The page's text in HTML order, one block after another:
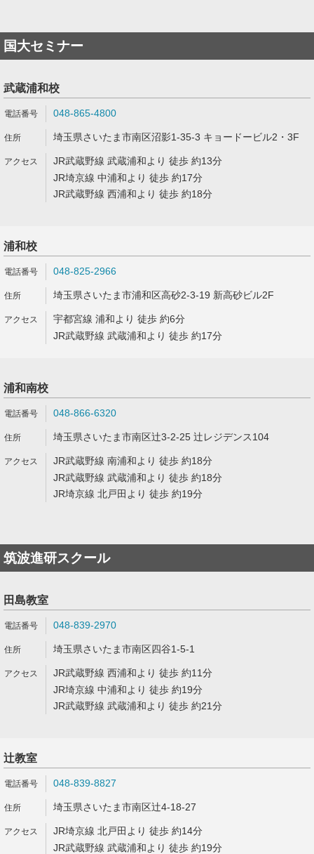
国大セミナー
武蔵浦和校
048-865-4800
埼玉県さいたま市南区沼影1-35-3 キョードービル2・3F
JR武蔵野線 武蔵浦和より 徒歩 約13分
JR埼京線 中浦和より 徒歩 約17分
JR武蔵野線 西浦和より 徒歩 約18分
浦和校
048-825-2966
埼玉県さいたま市浦和区高砂2-3-19 新高砂ビル2F
宇都宮線 浦和より 徒歩 約6分
JR武蔵野線 武蔵浦和より 徒歩 約17分
浦和南校
048-866-6320
埼玉県さいたま市南区辻3-2-25 辻レジデンス104
JR武蔵野線 南浦和より 徒歩 約18分
JR武蔵野線 武蔵浦和より 徒歩 約18分
JR埼京線 北戸田より 徒歩 約19分
筑波進研スクール
田島教室
048-839-2970
埼玉県さいたま市南区四谷1-5-1
JR武蔵野線 西浦和より 徒歩 約11分
JR埼京線 中浦和より 徒歩 約19分
JR武蔵野線 武蔵浦和より 徒歩 約21分
辻教室
048-839-8827
埼玉県さいたま市南区辻4-18-27
JR埼京線 北戸田より 徒歩 約14分
JR武蔵野線 武蔵浦和より 徒歩 約19分